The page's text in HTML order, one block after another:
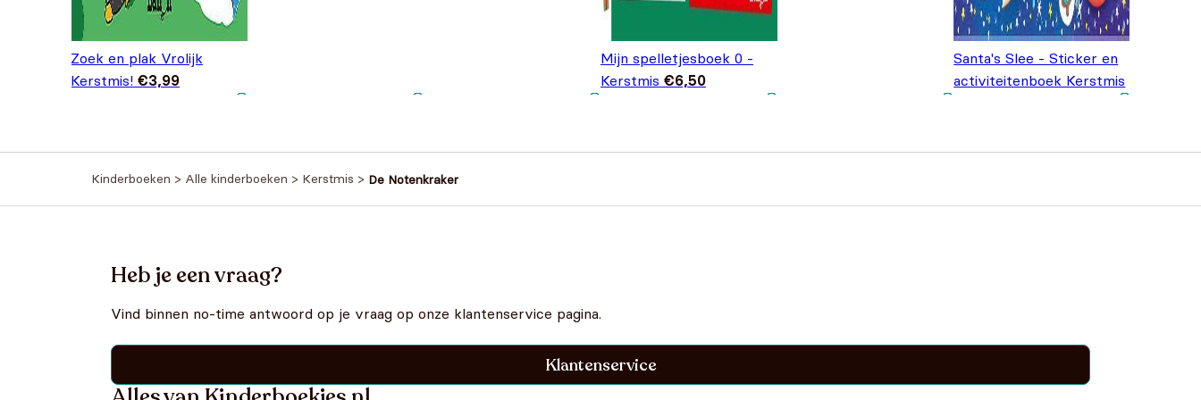
Zoek en plak Vrolijk
Kerstmis! €3,99
Mijn spelletjesboek 0 -
Kerstmis €6,50
Santa's Slee - Sticker en
activiteitenboek Kerstmis
Kinderboeken > Alle kinderboeken > Kerstmis > De Notenkraker
Heb je een vraag?
Vind binnen no-time antwoord op je vraag op onze klantenservice pagina.
Klantenservice